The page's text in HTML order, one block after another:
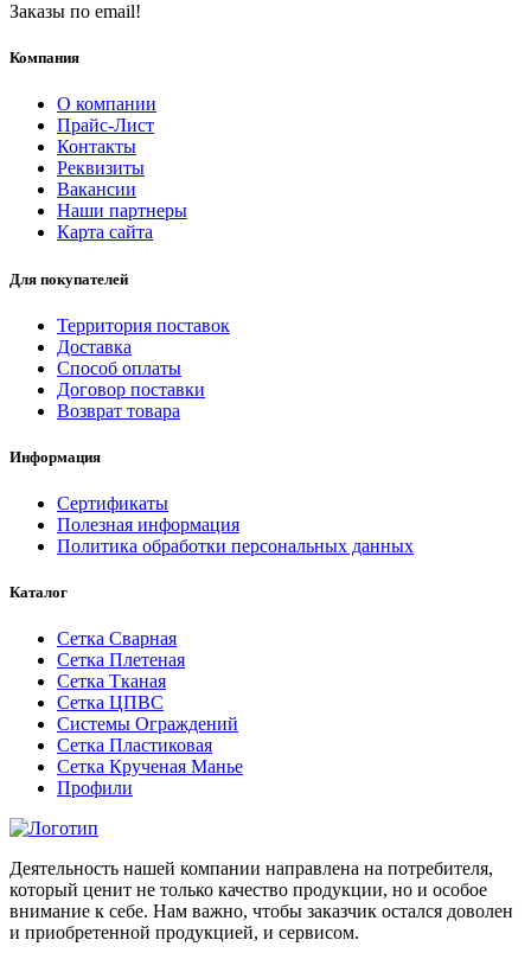
Заказы по email!
Компания
О компании
Прайс-Лист
Контакты
Реквизиты
Вакансии
Наши партнеры
Карта сайта
Для покупателей
Территория поставок
Доставка
Способ оплаты
Договор поставки
Возврат товара
Информация
Сертификаты
Полезная информация
Политика обработки персональных данных
Каталог
Сетка Сварная
Сетка Плетеная
Сетка Тканая
Сетка ЦПВС
Системы Ограждений
Сетка Пластиковая
Сетка Крученая Манье
Профили
Деятельность нашей компании направлена на потребителя,
который ценит не только качество продукции, но и особое
внимание к себе. Нам важно, чтобы заказчик остался доволен
и приобретенной продукцией, и сервисом.